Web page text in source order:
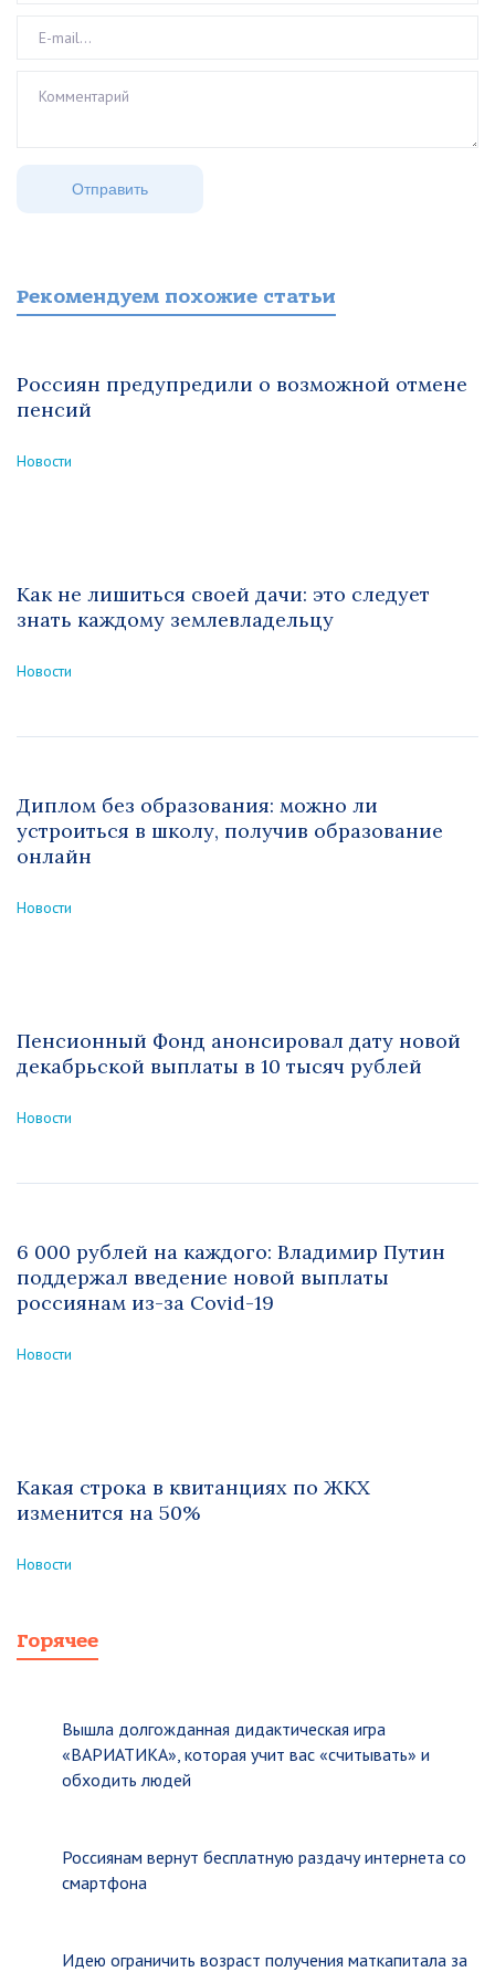
Рекомендуем похожие статьи
Россиян предупредили о возможной отмене
пенсий
Новости
Как не лишиться своей дачи: это следует
знать каждому землевладельцу
Новости
Диплом без образования: можно ли
устроиться в школу, получив образование
онлайн
Новости
Пенсионный Фонд анонсировал дату новой
декабрьской выплаты в 10 тысяч рублей
Новости
6 000 рублей на каждого: Владимир Путин
поддержал введение новой выплаты
россиянам из-за Covid-19
Новости
Какая строка в квитанциях по ЖКХ
изменится на 50%
Новости
Горячее
Вышла долгожданная дидактическая игра
«ВАРИАТИКА», которая учит вас «считывать» и
обходить людей
Россиянам вернут бесплатную раздачу интернета со
смартфона
Идею ограничить возраст получения маткапитала за